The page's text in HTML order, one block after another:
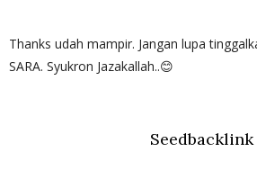
Thanks udah mampir. Jangan lupa
SARA. Syukron Jazakallah..😊
Seedbacklink